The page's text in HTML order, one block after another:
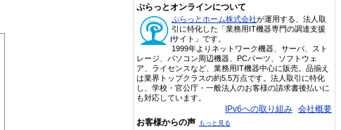
ぷらっとオンラインについて
ぷらっとホーム株式会社が運用する、法人取
引に特化した「業務用IT機器専門の調達支援
サイト」です。
1999年よりネットワーク機器、サーバ、スト
レージ、パソコン周辺機器、PCパーツ、ソフトウェ
ア、ライセンスなど、業務用IT機器中心に販売。品揃え
は業界トップクラスの約5.5万点です。法人取引に特化
し、学校・官公庁・一般法人のお客様の請求書後払いに
も対応しています。
IPv6への取り組み 会社概要
お客様からの声 もっと見る